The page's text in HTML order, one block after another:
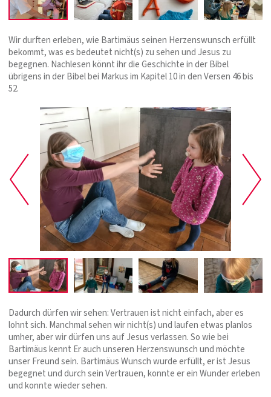
Wir durften erleben, wie Bartimäus seinen Herzenswunsch erfüllt
bekommt, was es bedeutet nicht(s) zu sehen und Jesus zu
begegnen. Nachlesen könnt ihr die Geschichte in der Bibel
übrigens in der Bibel bei Markus im Kapitel 10 in den Versen 46 bis
52.
Dadurch dürfen wir sehen: Vertrauen ist nicht einfach, aber es
lohnt sich. Manchmal sehen wir nicht(s) und laufen etwas planlos
umher, aber wir dürfen uns auf Jesus verlassen. So wie bei
Bartimäus kennt Er auch unseren Herzenswunsch und möchte
unser Freund sein. Bartimäus Wunsch wurde erfüllt, er ist Jesus
begegnet und durch sein Vertrauen, konnte er ein Wunder erleben
und konnte wieder sehen.